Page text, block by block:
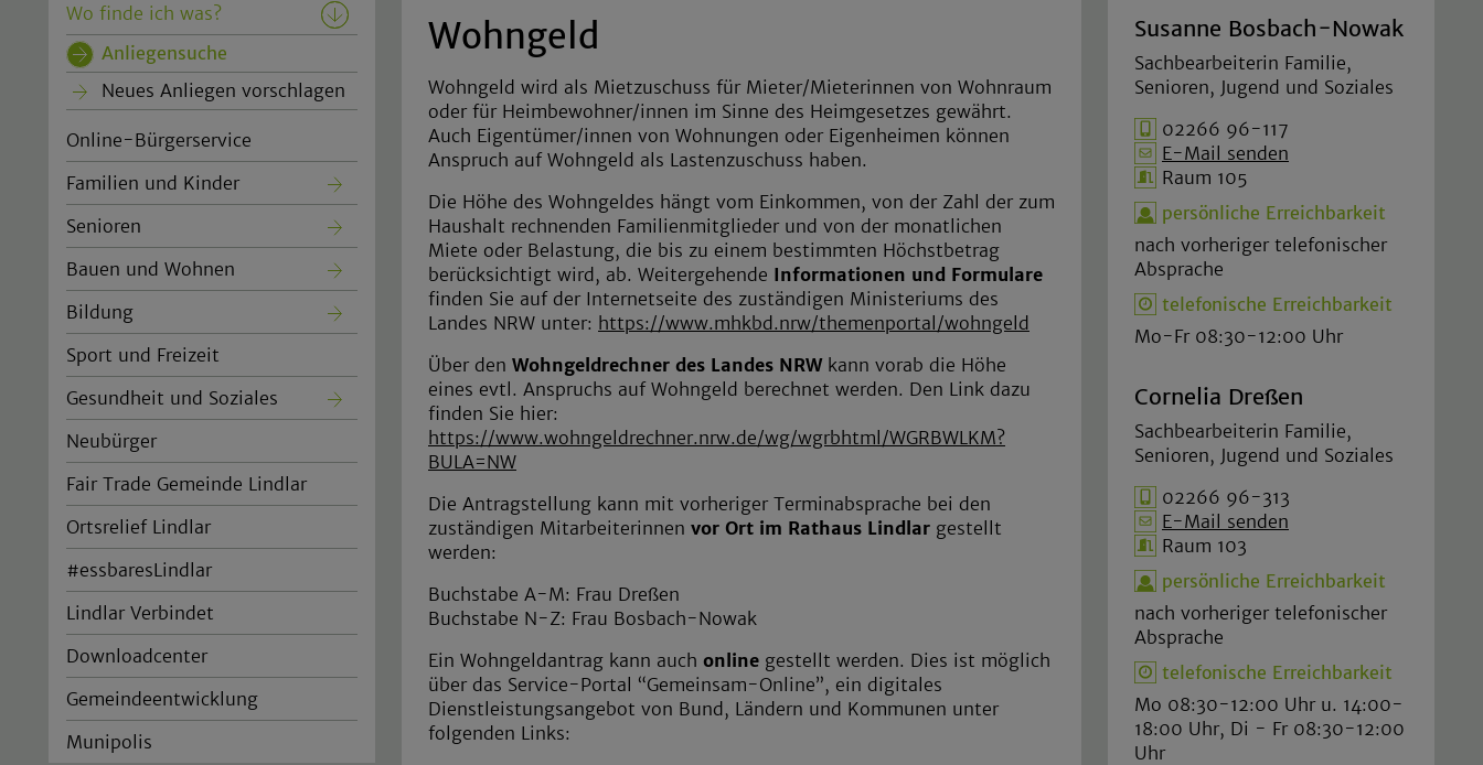
Wo finde ich was?
Anliegensuche
Neues Anliegen vorschlagen
Online-Bürgerservice
Familien und Kinder
Senioren
Bauen und Wohnen
Bildung
Sport und Freizeit
Gesundheit und Soziales
Neubürger
Fair Trade Gemeinde Lindlar
Ortsrelief Lindlar
#essbaresLindlar
Lindlar Verbindet
Downloadcenter
Gemeindeentwicklung
Munipolis
Wohngeld
Wohngeld wird als Mietzuschuss für Mieter/Mieterinnen von Wohnraum
oder für Heimbewohner/innen im Sinne des Heimgesetzes gewährt.
Auch Eigentümer/innen von Wohnungen oder Eigenheimen können
Anspruch auf Wohngeld als Lastenzuschuss haben.
Die Höhe des Wohngeldes hängt vom Einkommen, von der Zahl der zum
Haushalt rechnenden Familienmitglieder und von der monatlichen
Miete oder Belastung, die bis zu einem bestimmten Höchstbetrag
berücksichtigt wird, ab. Weitergehende Informationen und Formulare
finden Sie auf der Internetseite des zuständigen Ministeriums des
Landes NRW unter: https://www.mhkbd.nrw/themenportal/wohngeld
Über den Wohngeldrechner des Landes NRWkann vorab die Höhe
eines evtl. Anspruchs auf Wohngeld berechnet werden. Den Link dazu
finden Sie hier:
https://www.wohngeldrechner.nrw.de/wg/wgrbhtml/WGRBWLKM?
BULA=NW
Die Antragstellung kann mit vorheriger Terminabsprache bei den
zuständigen Mitarbeiterinnen vor Ort im Rathaus Lindlar gestellt
werden:
Buchstabe A-M: Frau Dreßen
Buchstabe N-Z: Frau Bosbach-Nowak
Ein Wohngeldantrag kann auch online gestellt werden. Dies ist möglich
über das Service-Portal “Gemeinsam-Online”, ein digitales
Dienstleistungsangebot von Bund, Ländern und Kommunen unter
folgenden Links:
Susanne Bosbach-Nowak
Sachbearbeiterin Familie,
Senioren, Jugend und Soziales
02266 96-117
E-Mail senden
Raum 105
persönliche Erreichbarkeit
nach vorheriger telefonischer
Absprache
telefonische Erreichbarkeit
Mo-Fr 08:30-12:00 Uhr
Cornelia Dreßen
Sachbearbeiterin Familie,
Senioren, Jugend und Soziales
02266 96-313
E-Mail senden
Raum 103
persönliche Erreichbarkeit
nach vorheriger telefonischer
Absprache
telefonische Erreichbarkeit
Mo 08:30-12:00 Uhr u. 14:00-
18:00 Uhr, Di - Fr 08:30-12:00
Uhr